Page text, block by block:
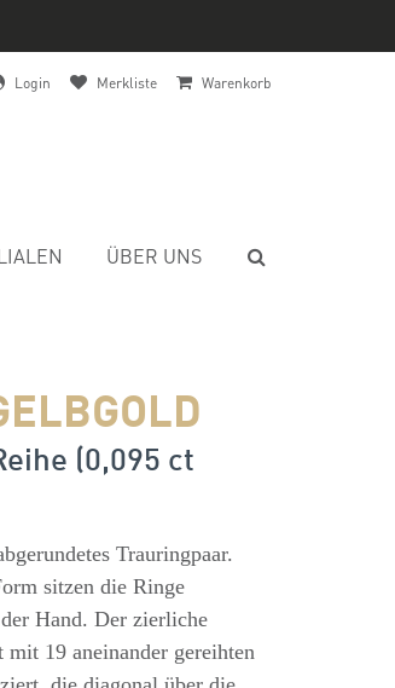
Login Merkliste Warenkorb
ÜBER UNS
(0,095 ct
Trauringpaar.
sitzen die Ringe
Hand. Der zierliche
mit 19 aneinander gereihten